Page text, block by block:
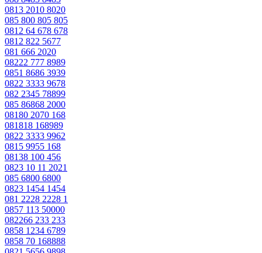
0813 2010 8020
085 800 805 805
0812 64 678 678
0812 822 5677
081 666 2020
08222 777 8989
0851 8686 3939
0822 3333 9678
082 2345 78899
085 86868 2000
08180 2070 168
081818 168989
0822 3333 9962
0815 9955 168
08138 100 456
0823 10 11 2021
085 6800 6800
0823 1454 1454
081 2228 2228 1
0857 113 50000
082266 233 233
0858 1234 6789
0858 70 168888